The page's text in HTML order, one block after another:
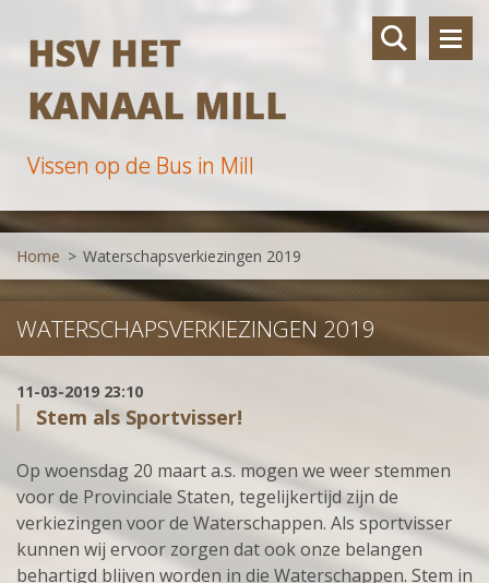
HSV HET
KANAAL MILL
Vissen op de Bus in Mill
Home > Waterschapsverkiezingen 2019
WATERSCHAPSVERKIEZINGEN 2019
11-03-2019 23:10
Stem als Sportvisser!
Op woensdag 20 maart a.s. mogen we weer stemmen
voor de Provinciale Staten, tegelijkertijd zijn de
verkiezingen voor de Waterschappen. Als sportvisser
kunnen wij ervoor zorgen dat ook onze belangen
behartigd blijven worden in die Waterschappen. Stem in